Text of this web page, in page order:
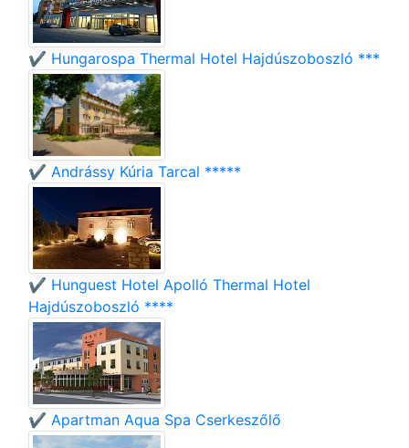
✔️ Hungarospa Thermal Hotel Hajdúszoboszló ***
✔️ Andrássy Kúria Tarcal *****
✔️ Hunguest Hotel Apolló Thermal Hotel
Hajdúszoboszló ****
✔️ Apartman Aqua Spa Cserkeszőlő